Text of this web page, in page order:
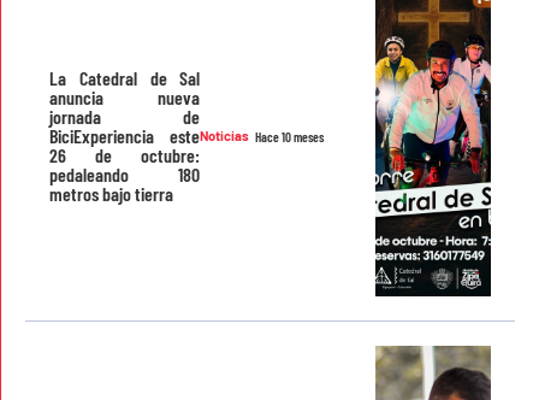
Noticias Hace 10 meses
La Catedral de Sal
anuncia nueva
jornada de
BiciExperiencia este
26 de octubre:
pedaleando 180
metros bajo tierra